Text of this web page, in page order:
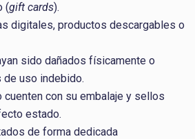
(gift cards).
digitales, productos descargables o
sido dañados físicamente o
uso indebido.
cuenten con su embalaje y sellos
estado.
de forma dedicada